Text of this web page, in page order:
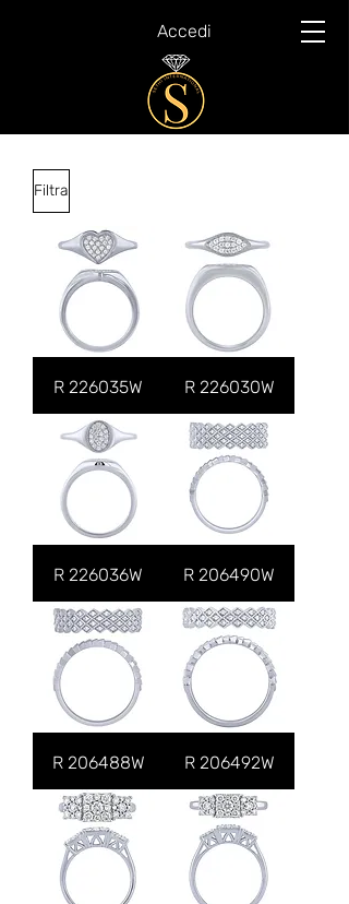
Accedi
Filtra
R 226035W R 226030W
R 226036W R 206490W
R 206488W R 206492W